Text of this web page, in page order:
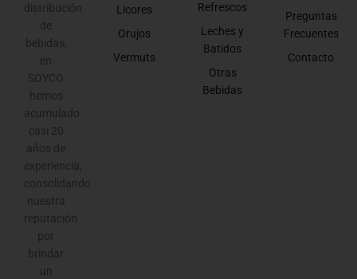
distribución
de
bebidas,
en
SOYCO
hemos
acumulado
casi 20
años de
experiencia,
consolidando
nuestra
reputación
por
brindar
un
Licores
Orujos
Vermuts
Refrescos
Leches y
Batidos
Otras
Bebidas
Preguntas
Frecuentes
Contacto